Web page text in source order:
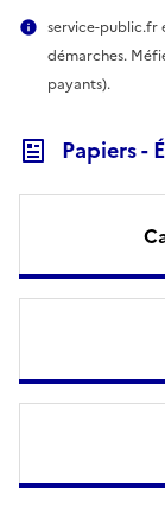
service-public.fr
démarches.
payants).
Papiers -